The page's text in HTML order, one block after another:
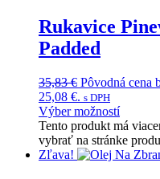
Rukavice
Padded
35,83€ Pôvodná cena
25,08 €. s DPH
Výber možností
Tento produkt má
vybrať na stránke
Zľava!